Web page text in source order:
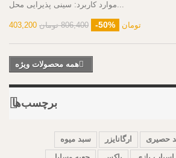
موارد کاربرد: سینی پذیرایی محل...
403,200 تومان -50% 806,400 تومان
همه محصولات ویژه
برچسب‌ها
حصیری ارگانایزر
سبد میوه